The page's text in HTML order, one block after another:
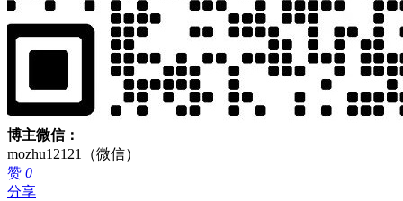
博主微信：
mozhu12121（微信）
赞 0
分享